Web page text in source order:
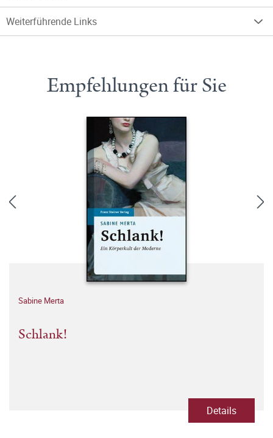
Weiterführende Links
Empfehlungen für Sie
Sabine Merta
Schlank!
Details